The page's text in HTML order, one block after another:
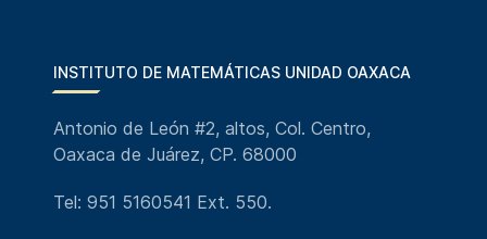
INSTITUTO DE MATEMÁTICAS UNIDAD OAXACA
Antonio de León #2, altos, Col. Centro,
Oaxaca de Juárez, CP. 68000
Tel: 951 5160541 Ext. 550.